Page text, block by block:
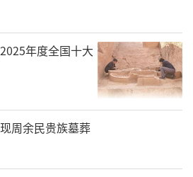
合作、多种音乐风格的展
终了，掌声如潮水般经久
之际，在观众的强烈要求
多次返场加演。加演曲目
再现千万匹骏马驰骋草原
年度全国十大
周余民贵族墓葬